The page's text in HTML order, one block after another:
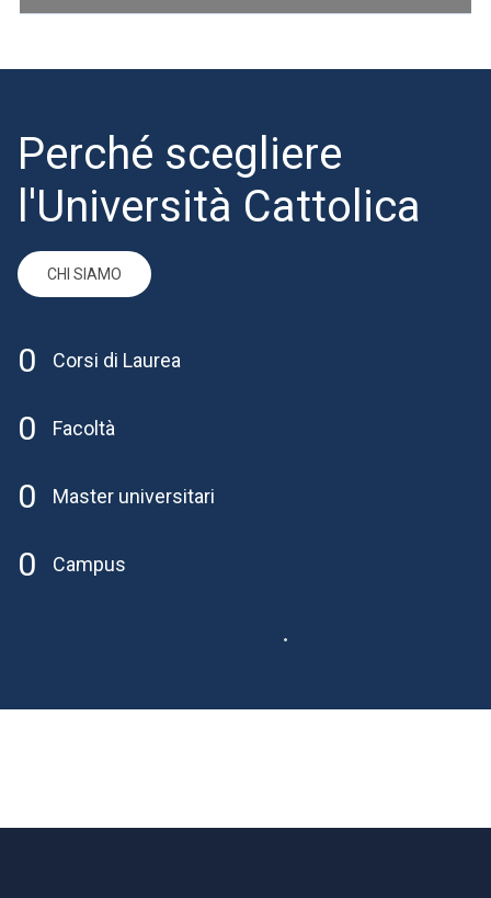
Perché scegliere
l'Università Cattolica
CHI SIAMO
0 Corsi di Laurea
0 Facoltà
0 Master universitari
0 Campus